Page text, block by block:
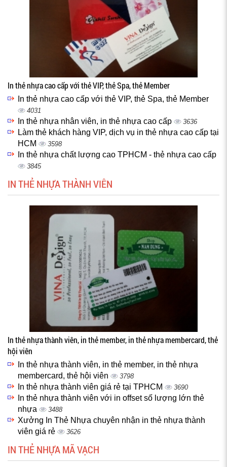
In thẻ nhựa cao cấp với thẻ VIP, thẻ Spa, thẻ Member
In thẻ nhựa cao cấp với thẻ VIP, thẻ Spa, thẻ Member
4031
In thẻ nhựa nhân viên, in thẻ nhựa cao cấp 3636
Làm thẻ khách hàng VIP, dịch vụ in thẻ nhựa cao cấp tại
HCM
3598
In thẻ nhựa chất lượng cao TPHCM - thẻ nhựa cao cấp
3845
IN THẺ NHỰA THÀNH VIÊN
In thẻ nhựa thành viên, in thẻ member, in thẻ nhựa membercard, thẻ
hội viên
In thẻ nhựa thành viên, in thẻ member, in thẻ nhựa
membercard, thẻ hội viên
3798
In thẻ nhựa thành viên giá rẻ tại TPHCM 3690
In thẻ nhựa thành viên với in offset số lượng lớn thẻ
nhựa
3488
Xưởng In Thẻ Nhựa chuyên nhận in thẻ nhựa thành
viên giá rẻ
3626
IN THẺ NHỰA MÃ VẠCH